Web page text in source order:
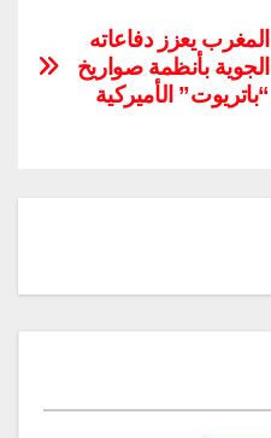
gr
a
m
e
dI
n
y
Li
n
المغرب يعزز دفاعاته
الجوية بأنظمة صواريخ
“باتريوت” الأميركية